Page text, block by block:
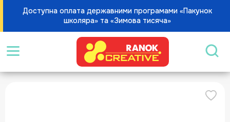
Доступна оплата державними програмами «Пакунок
школяра» та «Зимова тисяча»